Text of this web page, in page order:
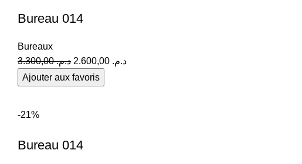
Bureau 014
Bureaux
د.م.3.300,00 د.م.
Ajouter aux favoris
-21%
Bureau 014